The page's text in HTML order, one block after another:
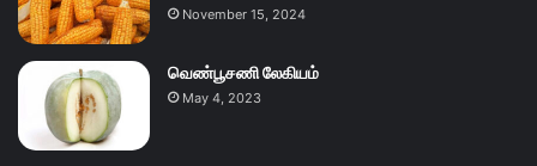
November 15, 2024
வெண்பூசணி லேகியம்
May 4, 2023